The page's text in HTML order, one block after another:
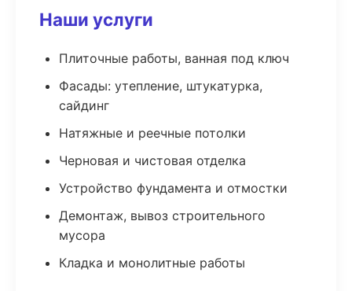
Наши услуги
Плиточные работы, ванная под ключ
Фасады: утепление, штукатурка,
сайдинг
Натяжные и реечные потолки
Черновая и чистовая отделка
Устройство фундамента и отмостки
Демонтаж, вывоз строительного
мусора
Кладка и монолитные работы